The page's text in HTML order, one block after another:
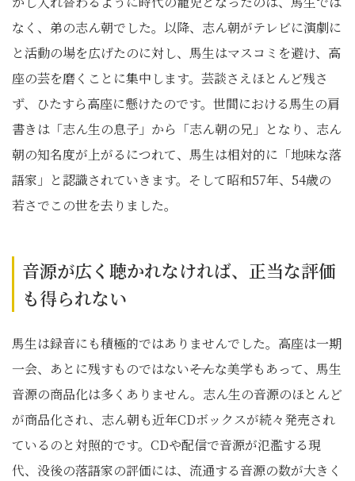
なく、弟の志ん朝でした。以降、志ん朝がテレビに演劇に
と活動の場を広げたのに対し、馬生はマスコミを避け、高
座の芸を磨くことに集中します。芸談さえほとんど残さ
ず、ひたすら高座に懸けたのです。世間における馬生の肩
書きは「志ん生の息子」から「志ん朝の兄」となり、志ん
朝の知名度が上がるにつれて、馬生は相対的に「地味な落
語家」と認識されていきます。そして昭和57年、54歳の
若さでこの世を去りました。
音源が広く聴かれなければ、正当な評価
も得られない
馬生は録音にも積極的ではありませんでした。高座は一期
一会、あとに残すものではない――そんな美学もあって、馬生
音源の商品化は多くありません。志ん生の音源のほとんど
が商品化され、志ん朝も近年CDボックスが続々発売され
ているのと対照的です。CDや配信で音源が氾濫する現
代、没後の落語家の評価には、流通する音源の数が大きく